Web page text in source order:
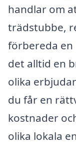
handlar om
trädstubbe,
förbereda
det alltid en
olika
du får en
kostnader
olika lokala